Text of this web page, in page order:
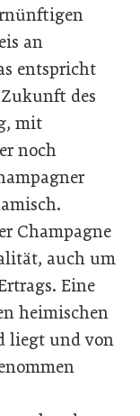
an
entspricht
des
mit
noch
Champagne
auch um
Eine
heimischen
liegt und von